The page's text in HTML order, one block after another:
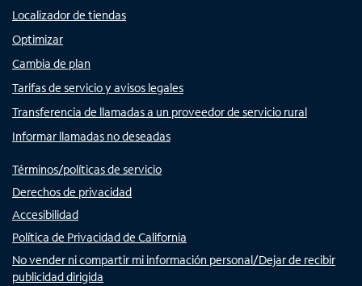
Localizador de tiendas
Optimizar
Cambia de plan
Tarifas de servicio y avisos legales
Transferencia de llamadas a un proveedor de servicio rural
Informar llamadas no deseadas
Términos/políticas de servicio
Derechos de privacidad
Accesibilidad
Política de Privacidad de California
No vender ni compartir mi información personal/Dejar de recibir
publicidad dirigida